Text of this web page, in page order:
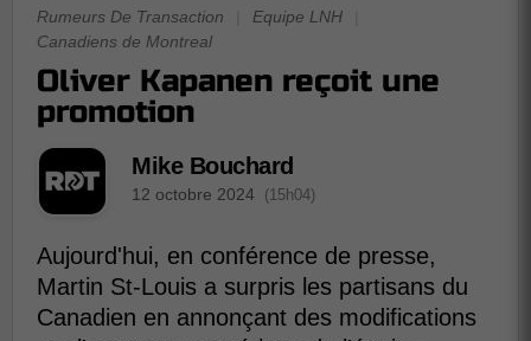
Rumeurs De Transaction Equipe LNH
Canadiens de Montreal
Oliver Kapanen reçoit une
promotion
Mike Bouchard
12 octobre 2024 (15h04)
Aujourd'hui, en conférence de presse,
Martin St-Louis a surpris les partisans du
Canadien en annonçant des modifications